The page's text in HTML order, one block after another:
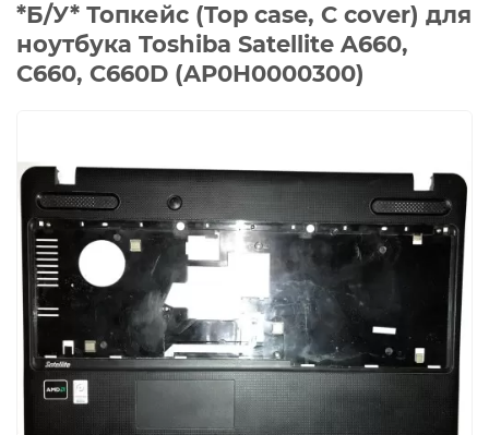
*Б/У* Топкейс (Top case, C cover) для
ноутбука Toshiba Satellite A660,
C660, C660D (AP0H0000300)